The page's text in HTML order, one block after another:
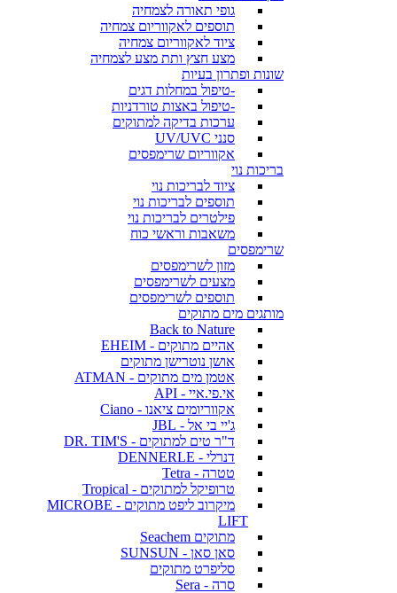
גופי תאורה לצמחיה
תוספים לאקווריום צמחיה
ציוד לאקווריום צמחיה
מצע חצץ ותת מצע לצמחיה
שונות ופתרון בעיות
-טיפול במחלות דגים
-טיפול באצות טורדניות
ערכות בדיקה למתוקים
סנני UV/UVC
אקווריום שרימפסים
בריכות נוי
ציוד לבריכות נוי
תוספים לבריכות נוי
פילטרים לבריכות נוי
משאבות וראשי כוח
שרימפסים
מזון לשרימפסים
מצעים לשרימפסים
תוספים לשרימפסים
מותגים מים מתוקים
Back to Nature
אהיים מתוקים - EHEIM
אושן נוטרישן מתוקים
אטמן מים מתוקים - ATMAN
אי.פי.איי - API
אקווריומים ציאנו - Ciano
ג'יי בי אל - JBL
ד"ר טים למתוקים - DR. TIM'S
דנרלי - DENNERLE
טטרה - Tetra
טרופיקל למתוקים - Tropical
מיקרוב ליפט מתוקים - MICROBE
LIFT
מתוקים Seachem
סאן סאן - SUNSUN
סליפרט מתוקים
סרה - Sera